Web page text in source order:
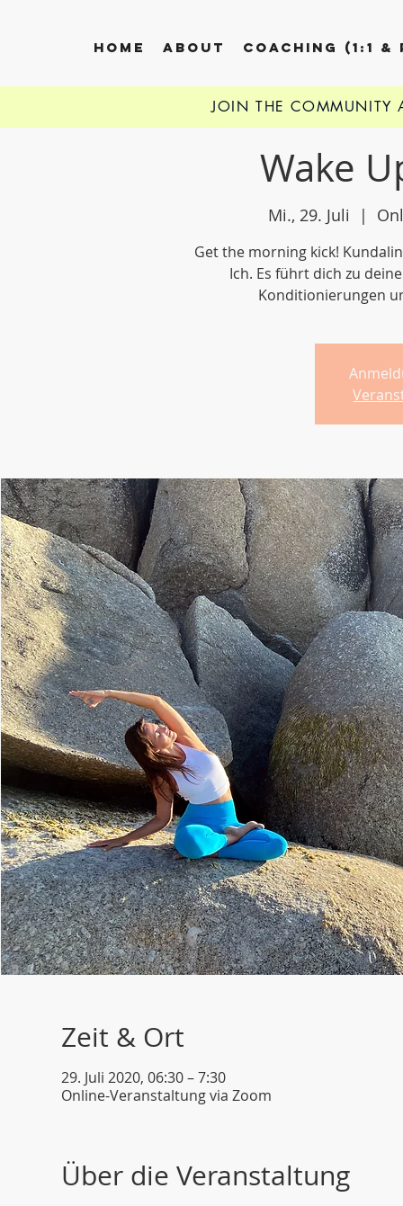
HOME ABOUT COACHING (1:1 &
Wake
Mi., 29. Juli
  |
Get the morning kick!
Ich. Es führt dich zu
Konditionierungen
Zeit & Ort
29. Juli 2020, 06:30 – 7:30
Online-Veranstaltung via Zoom
Über die Veranstaltung
JOIN THE COMMUNITY